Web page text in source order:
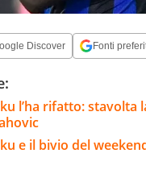
Discover Fonti
l’ha rifatto:
e il bivio del